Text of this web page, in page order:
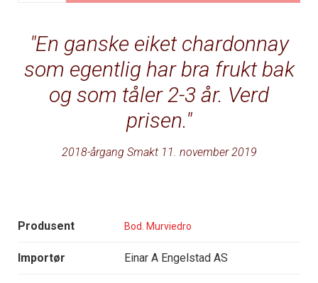
En ganske eiket chardonnay
som egentlig har bra frukt bak
og som tåler 2-3 år. Verd
prisen.
2018-årgang Smakt 11. november 2019
Produsent Bod. Murviedro
Importør Einar A Engelstad AS